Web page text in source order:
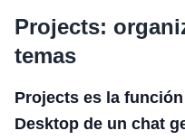
Projects:
temas
Projects es la
Desktop de un chat